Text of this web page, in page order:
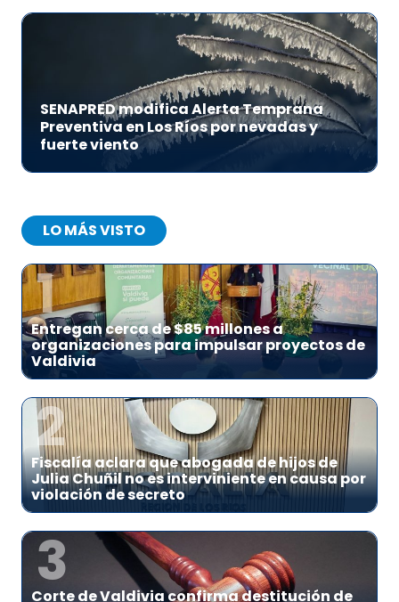
SENAPRED modifica Alerta Temprana
Preventiva en Los Ríos por nevadas y
fuerte viento
LO MÁS VISTO
1
Entregan cerca de $85 millones a
organizaciones para impulsar proyectos de
Valdivia
2
Fiscalía aclara que abogada de hijos de
Julia Chuñil no es interviniente en causa por
violación de secreto
3
Corte de Valdivia confirma destitución de